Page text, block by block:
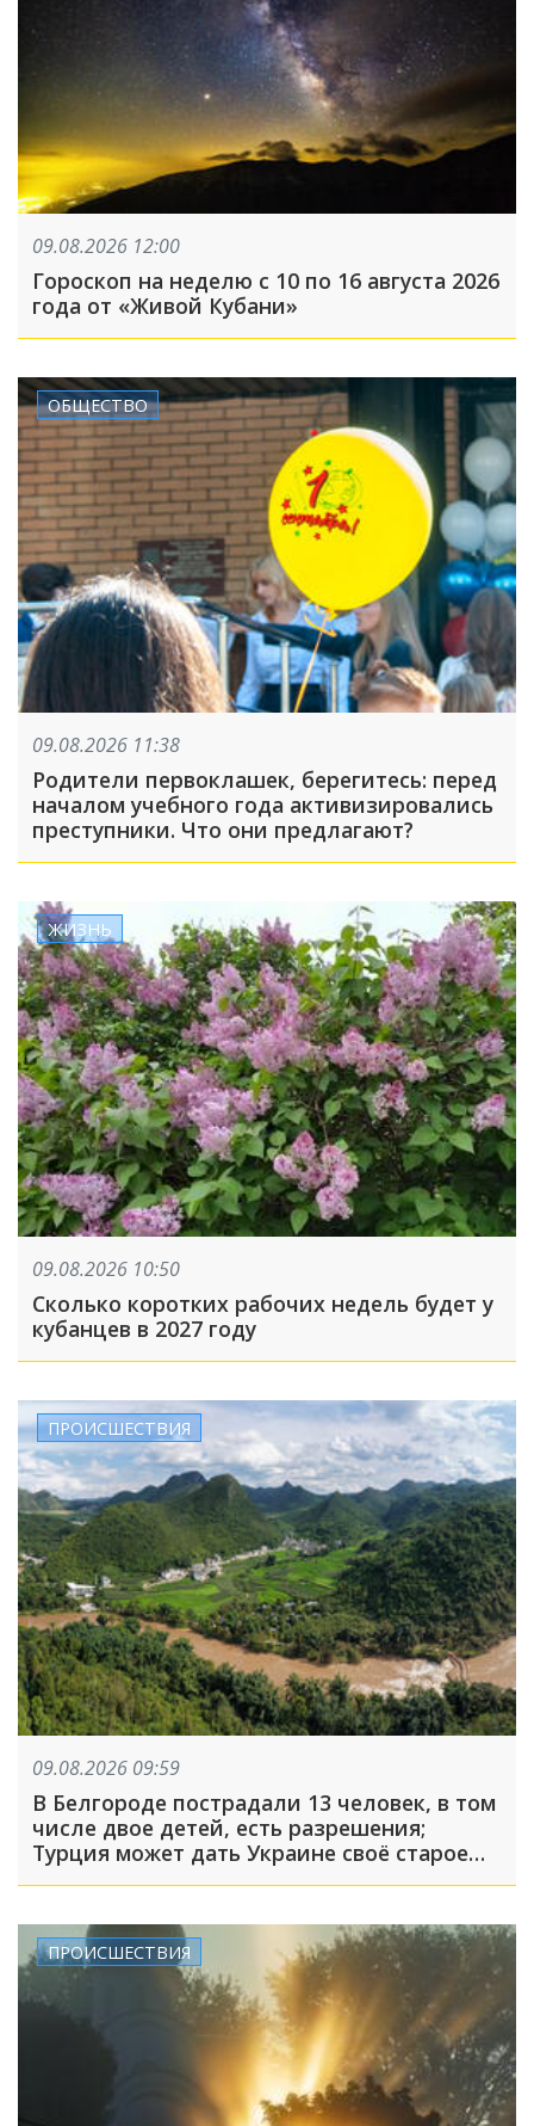
09.08.2026 12:00
Гороскоп на неделю с 10 по 16 августа 2026
года от «Живой Кубани»
ОБЩЕСТВО
09.08.2026 11:38
Родители первоклашек, берегитесь: перед
началом учебного года активизировались
преступники. Что они предлагают?
ЖИЗНЬ
09.08.2026 10:50
Сколько коротких рабочих недель будет у
кубанцев в 2027 году
ПРОИСШЕСТВИЯ
09.08.2026 09:59
В Белгороде пострадали 13 человек, в том
числе двое детей, есть разрешения;
Турция может дать Украине своё старое
оружие: что произошло, пока вы спали
ПРОИСШЕСТВИЯ